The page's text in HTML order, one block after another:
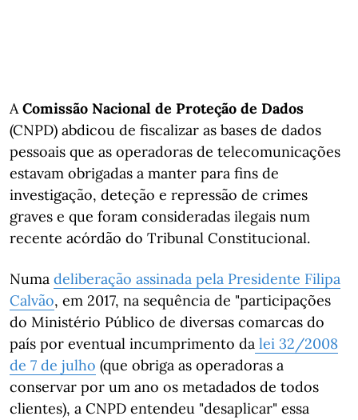
AComissão Nacional de Proteção de Dados
(CNPD) abdicou de fiscalizar as bases de dados
pessoais que as operadoras de telecomunicações
estavam obrigadas a manter para fins de
investigação, deteção e repressão de crimes
graves e que foram consideradas ilegais num
recente acórdão do Tribunal Constitucional.
Numa deliberação assinada pela Presidente Filipa
Calvão, em 2017, na sequência de "participações
do Ministério Público de diversas comarcas do
país por eventual incumprimento da lei 32/2008
de 7 de julho (que obriga as operadoras a
conservar por um ano os metadados de todos
clientes), a CNPD entendeu "desaplicar" essa